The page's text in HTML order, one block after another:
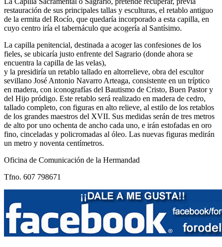
restauración de sus principales tallas y esculturas, el retablo antiguo
de la ermita del Rocío, que quedaría incorporado a esta capilla, en
cuyo centro iría el tabernáculo que acogería al Santísimo.
La capilla penitencial, destinada a acoger las confesiones de los
fieles, se ubicaría justo enfrente del Sagrario (donde ahora se
encuentra la capilla de las velas),
y la presidiría un retablo tallado en altorrelieve, obra del escultor
sevillano José Antonio Navarro Arteaga, consistente en un tríptico
en madera, con iconografías del Bautismo de Cristo, Buen Pastor y
del Hijo pródigo. Este retablo será realizado en madera de cedro,
tallado completo, con figuras en alto relieve, al estilo de los retablos
de los grandes maestros del XVII. Sus medidas serán de tres metros
de alto por uno ochenta de ancho cada uno, e irán estofadas en oro
fino, cinceladas y policromadas al óleo. Las nuevas figuras medirán
un metro y noventa centímetros.
Oficina de Comunicación de la Hermandad
Tfno. 607 798671